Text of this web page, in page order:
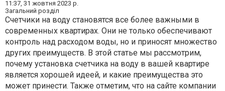
11:37, 31 жовтня 2023 р.
Загальний розділ
Счетчики на воду становятся все более важными в
современных квартирах. Они не только обеспечивают
контроль над расходом воды, но и приносят множество
других преимуществ. В этой статье мы рассмотрим,
почему установка счетчика на воду в вашей квартире
является хорошей идеей, и какие преимущества это
может принести. Также отметим, что на сайте компании